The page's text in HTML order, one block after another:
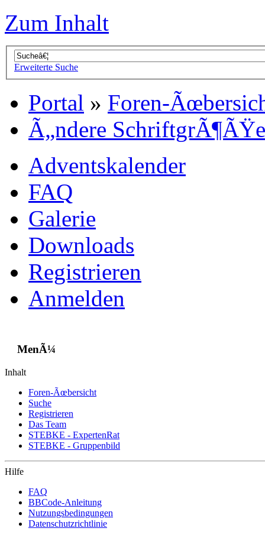
Zum Inhalt
Erweiterte Suche
Portal » Foren-
Ã„ndere SchriftgrÃ¶ÃŸe
Adventskalender
FAQ
Galerie
Downloads
Registrieren
Anmelden
MenÃ¼
Inhalt
Foren-Ãœbersicht
Suche
Registrieren
Das Team
STEBKE - ExpertenRat
STEBKE - Gruppenbild
Hilfe
FAQ
BBCode-Anleitung
Nutzungsbedingungen
Datenschutzrichtlinie